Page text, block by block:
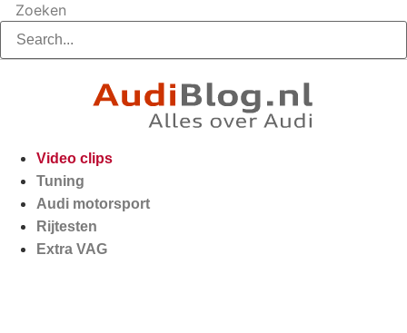
Zoeken
Video clips
Tuning
Audi motorsport
Rijtesten
Extra VAG